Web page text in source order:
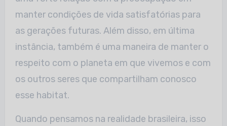
manter condições de vida satisfatórias para
as gerações futuras. Além disso, em última
instância, também é uma maneira de manter o
respeito com o planeta em que vivemos e com
os outros seres que compartilham conosco
esse habitat.
Quando pensamos na realidade brasileira, isso